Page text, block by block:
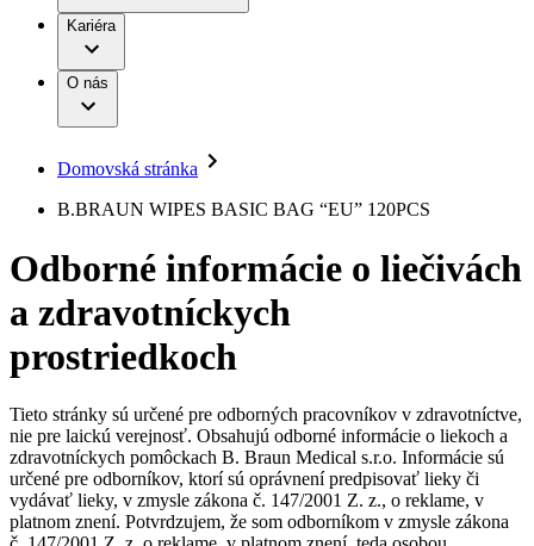
Terapie
Kontinencia a urológia
Liečba bolesti
Miniinvazívna chirurgia
Nutričná terapia
Onkológia
Ortopédia
Prevencia a kontrola infekcií
Spinálna chirurgia
Starostlivosť o rany
Uzatváranie rán
Riešenia
Terapie
B. Braun Avitum
Ochorenia
Služby pre pacientov
Práca a kariéra
Naša kultúra
Vaša príležitosť
Nájdite si prácu u nás​
Objavte svoje kariérne príležitosti ​v B. Braun. Vyhľadajte náš
trh práce​ pre zaujímavé pozície na Slovensku.​
Zodpovednosť
Médiá
Tlačové správy
Kontakt
Kontaktný formulár
Spoločnosť
Médiá
Kontakt
Kariéra
O nás
Domovská stránka
B.BRAUN WIPES BASIC BAG “EU” 120PCS
Odborné informácie o liečivách
a zdravotníckych
prostriedkoch
Tieto stránky sú určené pre odborných pracovníkov v zdravotníctve,
nie pre laickú verejnosť. Obsahujú odborné informácie o liekoch a
zdravotníckych pomôckach B. Braun Medical s.r.o. Informácie sú
určené pre odborníkov, ktorí sú oprávnení predpisovať lieky či
vydávať lieky, v zmysle zákona č. 147/2001 Z. z., o reklame, v
platnom znení. Potvrdzujem, že som odborníkom v zmysle zákona